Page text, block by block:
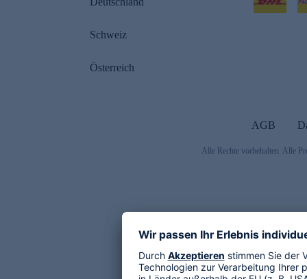
Schweiz
Österreich
AGB
Alle Rechte vorbehalten. Alle